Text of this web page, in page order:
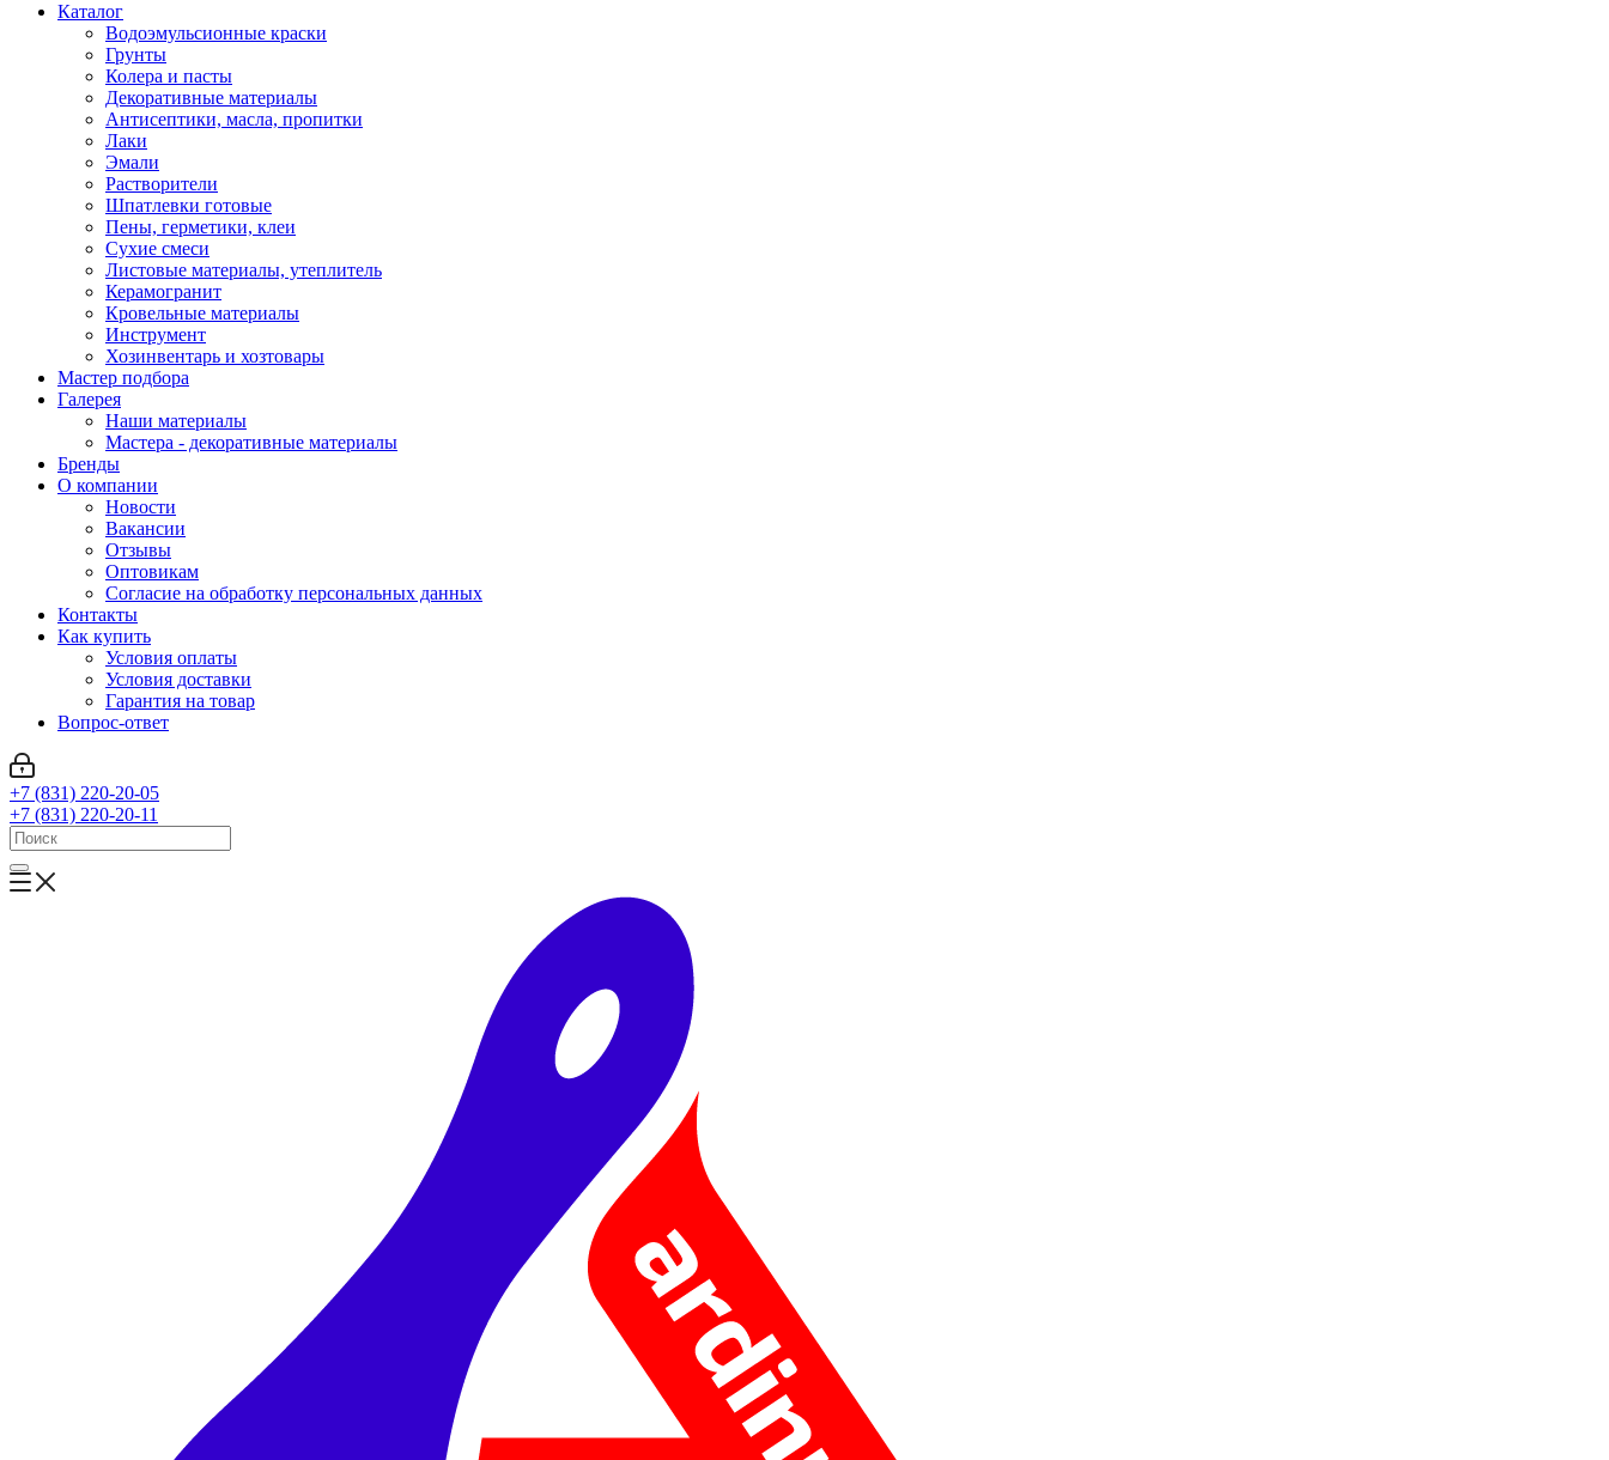
Каталог
Водоэмульсионные краски
Грунты
Колера и пасты
Декоративные материалы
Антисептики, масла, пропитки
Лаки
Эмали
Растворители
Шпатлевки готовые
Пены, герметики, клеи
Сухие смеси
Листовые материалы, утеплитель
Керамогранит
Кровельные материалы
Инструмент
Хозинвентарь и хозтовары
Мастер подбора
Галерея
Наши материалы
Мастера - декоративные материалы
Бренды
О компании
Новости
Вакансии
Отзывы
Оптовикам
Cогласие на обработку персональных данных
Контакты
Как купить
Условия оплаты
Условия доставки
Гарантия на товар
Вопрос-ответ
+7 (831) 220-20-05
+7 (831) 220-20-11